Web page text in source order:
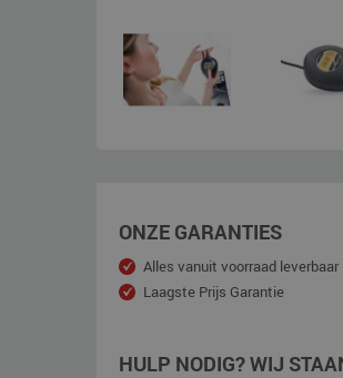
ONZE GARANTIES
Alles vanuit voorraad leverbaar
Laagste Prijs Garantie
HULP NODIG? WIJ